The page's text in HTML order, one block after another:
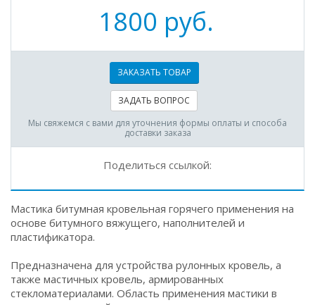
1800 руб.
ЗАКАЗАТЬ ТОВАР
ЗАДАТЬ ВОПРОС
Мы свяжемся с вами для уточнения формы оплаты и способа
доставки заказа
Поделиться ссылкой:
Мастика битумная кровельная горячего применения на
основе битумного вяжущего, наполнителей и
пластификатора.
Предназначена для устройства рулонных кровель, а
также мастичных кровель, армированных
стекломатериалами. Область применения мастики в